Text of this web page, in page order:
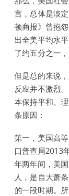
言，总体是淡
顿商报》曾抱
出全美平均水
了约五分之一
但是总的来说
反应并不激烈
本保持平和、
条原因：
第一，美国高
口普查局2013
年两年间，美
人，是自大萧
的一段时期。